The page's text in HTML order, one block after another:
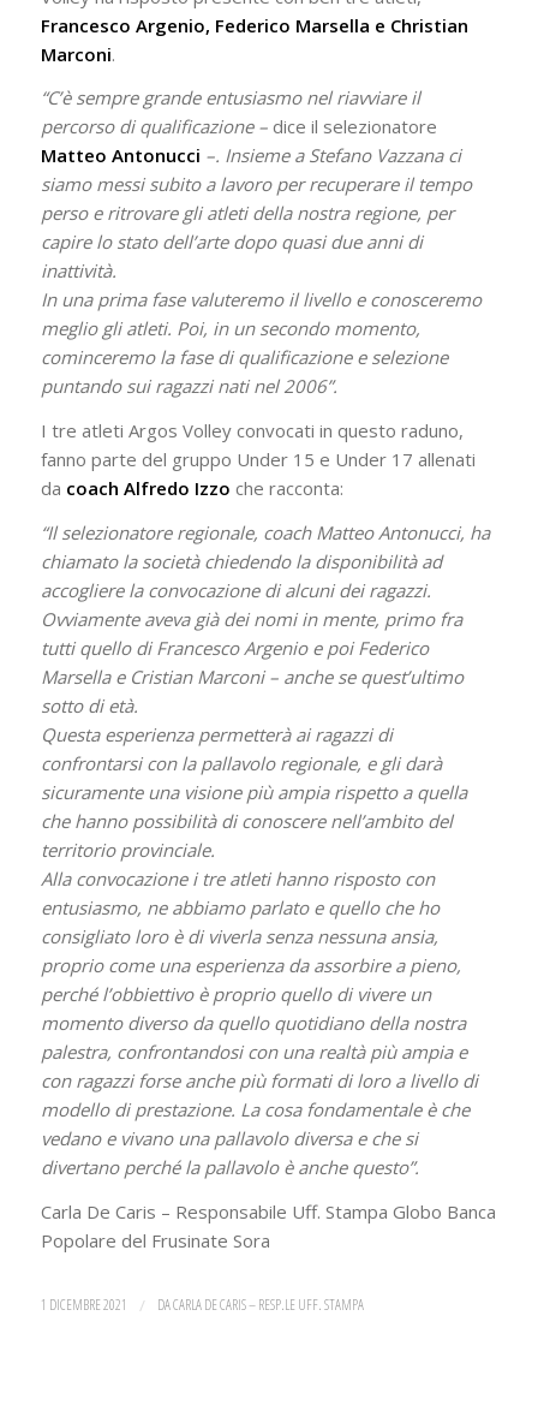
Francesco Argenio, Federico Marsella e Christian
Marconi.
“C’è sempre grande entusiasmo nel riavviare il
percorso di qualificazione – dice il selezionatore
Matteo Antonucci –. Insieme a Stefano Vazzana ci
siamo messi subito a lavoro per recuperare il tempo
perso e ritrovare gli atleti della nostra regione, per
capire lo stato dell’arte dopo quasi due anni di
inattività.
In una prima fase valuteremo il livello e conosceremo
meglio gli atleti. Poi, in un secondo momento,
cominceremo la fase di qualificazione e selezione
puntando sui ragazzi nati nel 2006”.
I tre atleti Argos Volley convocati in questo raduno,
fanno parte del gruppo Under 15 e Under 17 allenati
da coach Alfredo Izzo che racconta:
“Il selezionatore regionale, coach Matteo Antonucci, ha
chiamato la società chiedendo la disponibilità ad
accogliere la convocazione di alcuni dei ragazzi.
Ovviamente aveva già dei nomi in mente, primo fra
tutti quello di Francesco Argenio e poi Federico
Marsella e Cristian Marconi – anche se quest’ultimo
sotto di età.
Questa esperienza permetterà ai ragazzi di
confrontarsi con la pallavolo regionale, e gli darà
sicuramente una visione più ampia rispetto a quella
che hanno possibilità di conoscere nell’ambito del
territorio provinciale.
Alla convocazione i tre atleti hanno risposto con
entusiasmo, ne abbiamo parlato e quello che ho
consigliato loro è di viverla senza nessuna ansia,
proprio come una esperienza da assorbire a pieno,
perché l’obbiettivo è proprio quello di vivere un
momento diverso da quello quotidiano della nostra
palestra, confrontandosi con una realtà più ampia e
con ragazzi forse anche più formati di loro a livello di
modello di prestazione. La cosa fondamentale è che
vedano e vivano una pallavolo diversa e che si
divertano perché la pallavolo è anche questo”.
Carla De Caris – Responsabile Uff. Stampa Globo Banca
Popolare del Frusinate Sora
1 DICEMBRE 2021 / DACARLA DE CARIS – RESP.LE UFF. STAMPA